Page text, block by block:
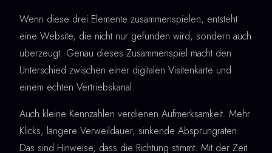
Wenn diese drei Elemente zusammenspielen, entsteht
eine Website, die nicht nur gefunden wird, sondern auch
überzeugt. Genau dieses Zusammenspiel macht den
Unterschied zwischen einer digitalen Visitenkarte und
einem echten Vertriebskanal.
Auch kleine Kennzahlen verdienen Aufmerksamkeit. Mehr
Klicks, längere Verweildauer, sinkende Absprungraten:
Das sind Hinweise, dass die Richtung stimmt. Mit der Zeit